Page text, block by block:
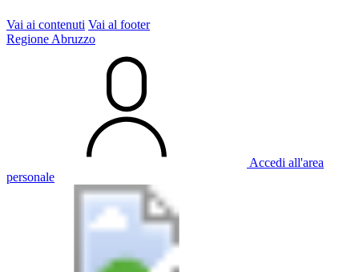
Vai ai contenuti Vai al footer
Regione Abruzzo
Accedi all'area
personale